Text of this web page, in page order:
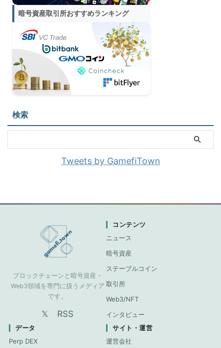
暗号資産取引所おすすめランキング
検索
Tweets by GamefiTown
ブロックチェーンと暗号資産・
Web3領域を専門に扱うメディア
です。
𝕏 RSS
コンテンツ
ニュース
暗号資産
ステーブルコイン
取引所
Web3/NFT
インタビュー
データ
Perp DEX
サイト・運営
運営会社